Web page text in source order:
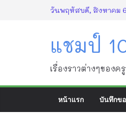
วันพฤหัสบดี, สิงหาคม
แชมป์
เรื่องราวต่างๆของค
หน้าแรก บันทึกข